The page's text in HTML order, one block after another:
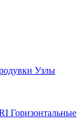
Узлы
Горизонтальные